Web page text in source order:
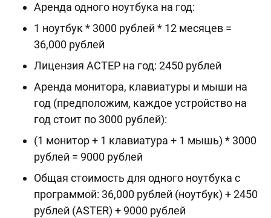
Аренда одного ноутбука на год:
1 ноутбук * 3000 рублей * 12 месяцев =
36,000 рублей
Лицензия АСТЕР на год: 2450 рублей
Аренда монитора, клавиатуры и мыши на
год (предположим, каждое устройство на
год стоит по 3000 рублей):
(1 монитор + 1 клавиатура + 1 мышь) * 3000
рублей = 9000 рублей
Общая стоимость для одного ноутбука с
программой: 36,000 рублей (ноутбук) + 2450
рублей (ASTER) + 9000 рублей